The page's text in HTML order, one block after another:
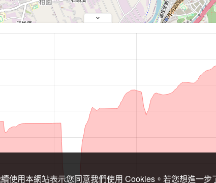
使用本網站表示您同意我們使用 Cookies。若您想進一步